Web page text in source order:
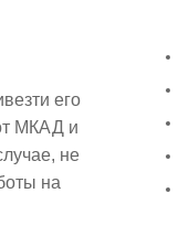
его
МКАД и
не
на